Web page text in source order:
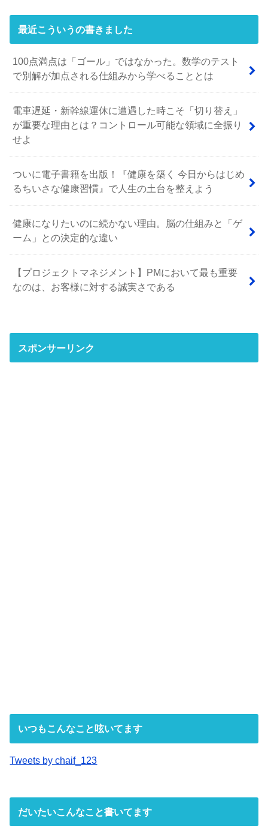
最近こういうの書きました
100点満点は「ゴール」ではなかった。数学のテスト
で別解が加点される仕組みから学べることとは
電車遅延・新幹線運休に遭遇した時こそ「切り替え」
が重要な理由とは？コントロール可能な領域に全振り
せよ
ついに電子書籍を出版！『健康を築く 今日からはじめ
るちいさな健康習慣』で人生の土台を整えよう
健康になりたいのに続かない理由。脳の仕組みと「ゲ
ーム」との決定的な違い
【プロジェクトマネジメント】PMにおいて最も重要
なのは、お客様に対する誠実さである
スポンサーリンク
いつもこんなこと呟いてます
Tweets by chaif_123
だいたいこんなこと書いてます